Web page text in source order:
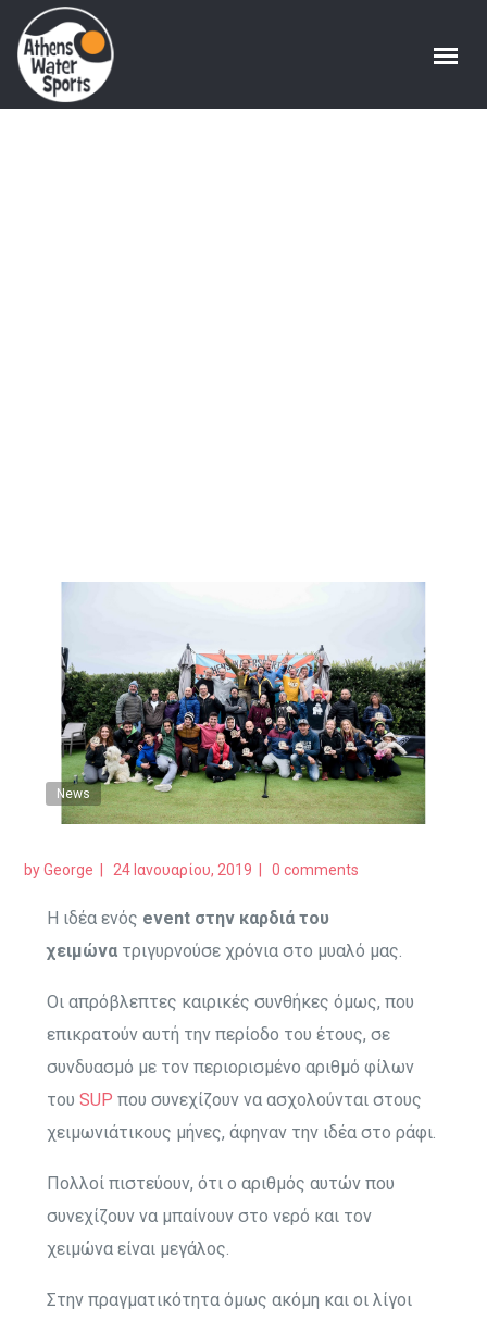
News
byGeorge 24 Ιανουαρίου, 2019 0 comments
Η ιδέα ενός event στην καρδιά του
χειμώνατριγυρνούσε χρόνια στο μυαλό μας.
Οι απρόβλεπτες καιρικές συνθήκες όμως, που
επικρατούν αυτή την περίοδο του έτους, σε
συνδυασμό με τον περιορισμένο αριθμό φίλων
του SUP που συνεχίζουν να ασχολούνται στους
χειμωνιάτικους μήνες, άφηναν την ιδέα στο ράφι.
Πολλοί πιστεύουν, ότι ο αριθμός αυτών που
συνεχίζουν να μπαίνουν στο νερό και τον
χειμώνα είναι μεγάλος.
Στην πραγματικότητα όμως ακόμη και οι λίγοι